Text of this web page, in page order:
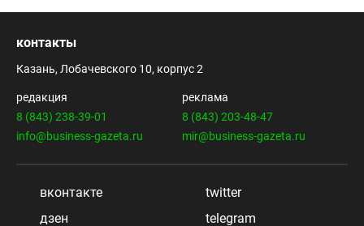
контакты
Казань, Лобачевского 10, корпус 2
редакция
8 (843) 238-39-01
info@business-gazeta.ru
реклама
8 (843) 203-48-47
mir@business-gazeta.ru
вконтакте
twitter
дзен
telegram